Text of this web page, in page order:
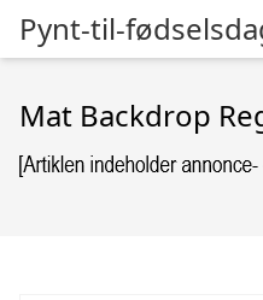
Pynt-til-
Mat Backdrop